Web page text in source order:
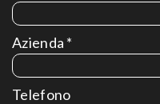
Azienda *
Telefono